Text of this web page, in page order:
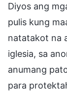
Diyos ang
pulis kung
natatakot na
iglesia, sa
anumang
para